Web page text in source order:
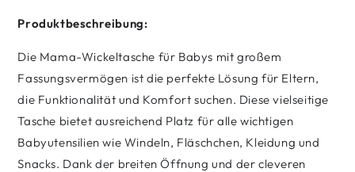
Produktbeschreibung:
Die Mama-Wickeltasche für Babys mit großem
Fassungsvermögen ist die perfekte Lösung für Eltern,
die Funktionalität und Komfort suchen. Diese vielseitige
Tasche bietet ausreichend Platz für alle wichtigen
Babyutensilien wie Windeln, Fläschchen, Kleidung und
Snacks. Dank der breiten Öffnung und der cleveren